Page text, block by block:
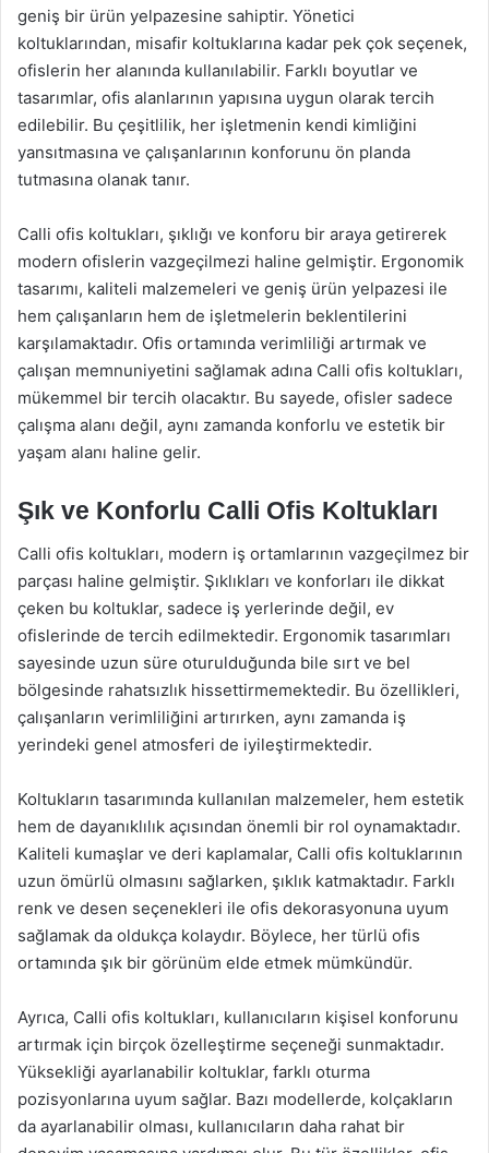
geniş bir ürün yelpazesine sahiptir. Yönetici
koltuklarından, misafir koltuklarına kadar pek çok seçenek,
ofislerin her alanında kullanılabilir. Farklı boyutlar ve
tasarımlar, ofis alanlarının yapısına uygun olarak tercih
edilebilir. Bu çeşitlilik, her işletmenin kendi kimliğini
yansıtmasına ve çalışanlarının konforunu ön planda
tutmasına olanak tanır.
Calli ofis koltukları, şıklığı ve konforu bir araya getirerek
modern ofislerin vazgeçilmezi haline gelmiştir. Ergonomik
tasarımı, kaliteli malzemeleri ve geniş ürün yelpazesi ile
hem çalışanların hem de işletmelerin beklentilerini
karşılamaktadır. Ofis ortamında verimliliği artırmak ve
çalışan memnuniyetini sağlamak adına Calli ofis koltukları,
mükemmel bir tercih olacaktır. Bu sayede, ofisler sadece
çalışma alanı değil, aynı zamanda konforlu ve estetik bir
yaşam alanı haline gelir.
Şık ve Konforlu Calli Ofis Koltukları
Calli ofis koltukları, modern iş ortamlarının vazgeçilmez bir
parçası haline gelmiştir. Şıklıkları ve konforları ile dikkat
çeken bu koltuklar, sadece iş yerlerinde değil, ev
ofislerinde de tercih edilmektedir. Ergonomik tasarımları
sayesinde uzun süre oturulduğunda bile sırt ve bel
bölgesinde rahatsızlık hissettirmemektedir. Bu özellikleri,
çalışanların verimliliğini artırırken, aynı zamanda iş
yerindeki genel atmosferi de iyileştirmektedir.
Koltukların tasarımında kullanılan malzemeler, hem estetik
hem de dayanıklılık açısından önemli bir rol oynamaktadır.
Kaliteli kumaşlar ve deri kaplamalar, Calli ofis koltuklarının
uzun ömürlü olmasını sağlarken, şıklık katmaktadır. Farklı
renk ve desen seçenekleri ile ofis dekorasyonuna uyum
sağlamak da oldukça kolaydır. Böylece, her türlü ofis
ortamında şık bir görünüm elde etmek mümkündür.
Ayrıca, Calli ofis koltukları, kullanıcıların kişisel konforunu
artırmak için birçok özelleştirme seçeneği sunmaktadır.
Yüksekliği ayarlanabilir koltuklar, farklı oturma
pozisyonlarına uyum sağlar. Bazı modellerde, kolçakların
da ayarlanabilir olması, kullanıcıların daha rahat bir